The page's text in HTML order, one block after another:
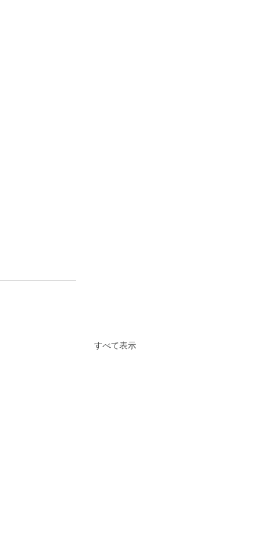
すべて表示